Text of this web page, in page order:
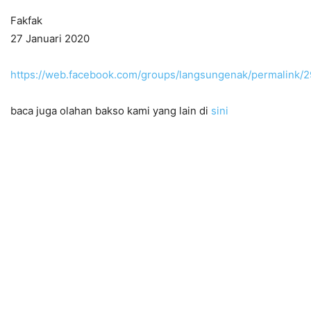
Fakfak
27 Januari 2020
https://web.facebook.com/groups/langsungenak/permalink/
baca juga olahan bakso kami yang lain di sini